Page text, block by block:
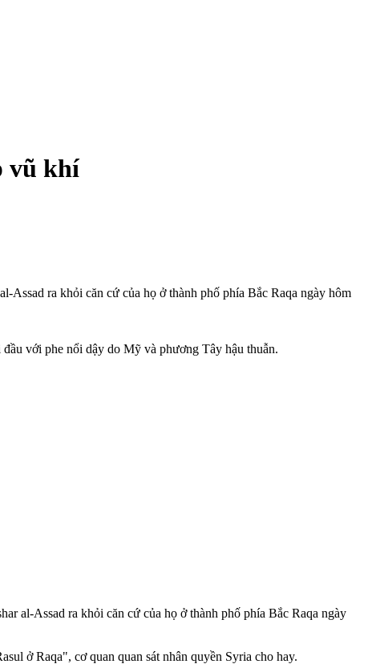
vũ khí
ra khỏi căn cứ của họ ở thành phố phía Bắc Raqa ngày hôm
với phe nổi dậy do Mỹ và phương Tây hậu thuẫn.
al-Assad ra khỏi căn cứ của họ ở thành phố phía Bắc Raqa ngày
ở Raqa", cơ quan quan sát nhân quyền Syria cho hay.